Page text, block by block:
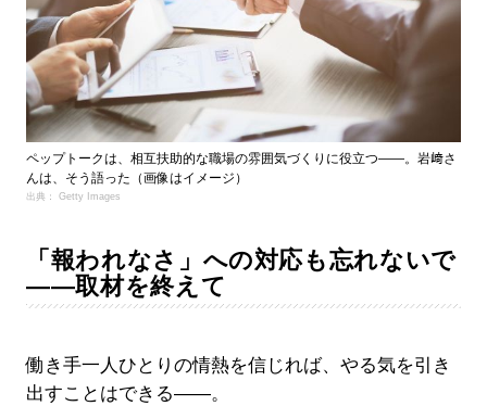
ペップトークは、相互扶助的な職場の雰囲気づくりに役立つ――。岩﨑さ
んは、そう語った（画像はイメージ）
出典： Getty Images
「報われなさ」への対応も忘れないで
――取材を終えて
働き手一人ひとりの情熱を信じれば、やる気を引き
出すことはできる――。